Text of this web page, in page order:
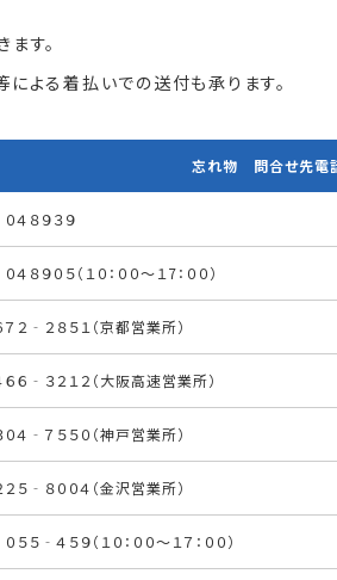
す。
よる着払いでの送付も承ります。
忘れ物 問合せ先電
４８９３９
４８９０５（１０：００～１7：００）
２‐２８５１（京都営業所）
６６‐３２１２（大阪高速営業所）
４‐７５５０（神戸営業所）
５‐８００４（金沢営業所）
５５‐４５９（１０：００～１７：００）